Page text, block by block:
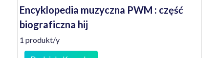
Encyklopedia muzyczna PWM : część
biograficzna hij
1 produkt/y